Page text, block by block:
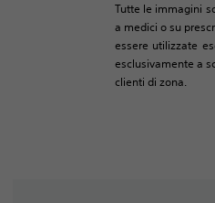
Tutte le immagini
a medici o su
essere utilizzate
esclusivamente a
clienti di zona.